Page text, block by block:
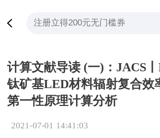
计算文献导读 (一)：JACS
钛矿基LED材料辐射复合效
第一性原理计算分析
2021-07-01 14:41:03